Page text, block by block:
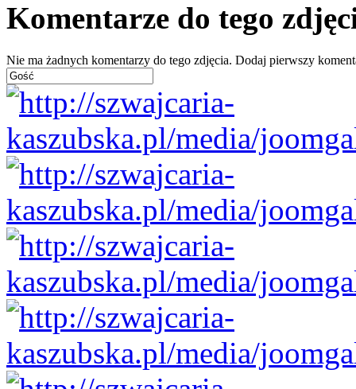
Komentarze do tego
Nie ma żadnych komentarzy do tego zdjęcia. Dodaj pierwszy